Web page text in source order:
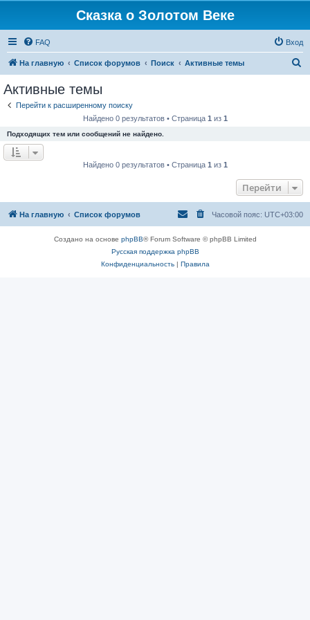
Сказка о Золотом Веке
FAQ Вход
На главную Список форумов Поиск Активные темы
Активные темы
Перейти к расширенному поиску
Найдено 0 результатов • Страница 1 из 1
Подходящих тем или сообщений не найдено.
Найдено 0 результатов • Страница 1 из 1
Перейти
На главную Список форумов Часовой пояс: UTC+03:00
Создано на основе phpBB® Forum Software © phpBB Limited
Русская поддержка phpBB
Конфиденциальность| Правила